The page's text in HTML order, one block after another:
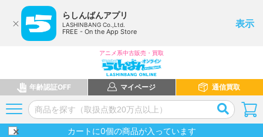
らしんばんアプリ
LASHINBANG Co.,Ltd.
FREE - On the App Store
表示
アニメ系中古販売・買取
年齢認証OFF マイページ 通信買取
カートに0個の商品が入っています